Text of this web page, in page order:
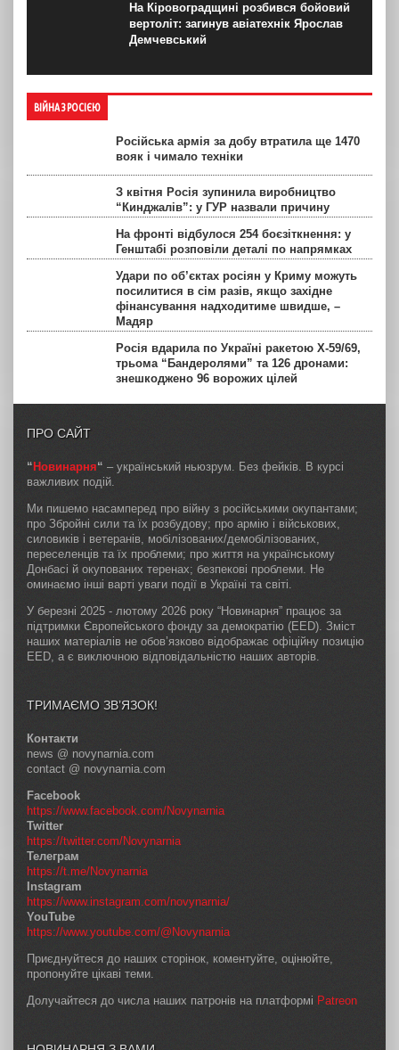
На Кіровоградщині розбився бойовий
вертоліт: загинув авіатехнік Ярослав
Демчевський
ВІЙНА З РОСІЄЮ
Російська армія за добу втратила ще 1470
вояк і чимало техніки
З квітня Росія зупинила виробництво
“Кинджалів”: у ГУР назвали причину
На фронті відбулося 254 боєзіткнення: у
Генштабі розповіли деталі по напрямках
Удари по об’єктах росіян у Криму можуть
посилитися в сім разів, якщо західне
фінансування надходитиме швидше, –
Мадяр
Росія вдарила по Україні ракетою Х-59/69,
трьома “Бандеролями” та 126 дронами:
знешкоджено 96 ворожих цілей
ПРО САЙТ
“ Новинарня“ – український ньюзрум. Без фейків. В курсі
важливих подій.
Ми пишемо насамперед про війну з російськими окупантами;
про Збройні сили та їх розбудову; про армію і військових,
силовиків і ветеранів, мобілізованих/демобілізованих,
переселенців та їх проблеми; про життя на українському
Донбасі й окупованих теренах; безпекові проблеми. Не
оминаємо інші варті уваги події в Україні та світі.
У березні 2025 - лютому 2026 року “Новинарня” працює за
підтримки Європейського фонду за демократію (EED). Зміст
наших матеріалів не обов’язково відображає офіційну позицію
EED, а є виключною відповідальністю наших авторів.
ТРИМАЄМО ЗВ’ЯЗОК!
Контакти
news @ novynarnia.com
contact @ novynarnia.com
Facebook
https://www.facebook.com/Novynarnia
Twitter
https://twitter.com/Novynarnia
Телеграм
https://t.me/Novynarnia
Instagram
https://www.instagram.com/novynarnia/
YouTube
https://www.youtube.com/@Novynarnia
Приєднуйтеся до наших сторінок, коментуйте, оцінюйте,
пропонуйте цікаві теми.
Долучайтеся до числа наших патронів на платформі Patreon